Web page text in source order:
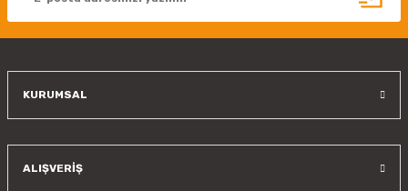
KURUMSAL
ALIŞVERİŞ